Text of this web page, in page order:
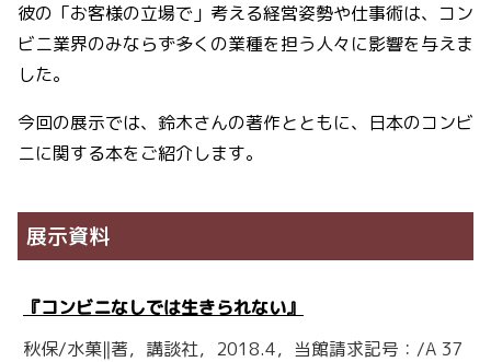
彼の「お客様の立場で」考える経営姿勢や仕事術は、コン
ビニ業界のみならず多くの業種を担う人々に影響を与えま
した。
今回の展示では、鈴木さんの著作とともに、日本のコンビ
ニに関する本をご紹介します。
展示資料
『コンビニなしでは生きられない』
秋保/水菓‖著，講談社，2018.4，当館請求記号：/A 37